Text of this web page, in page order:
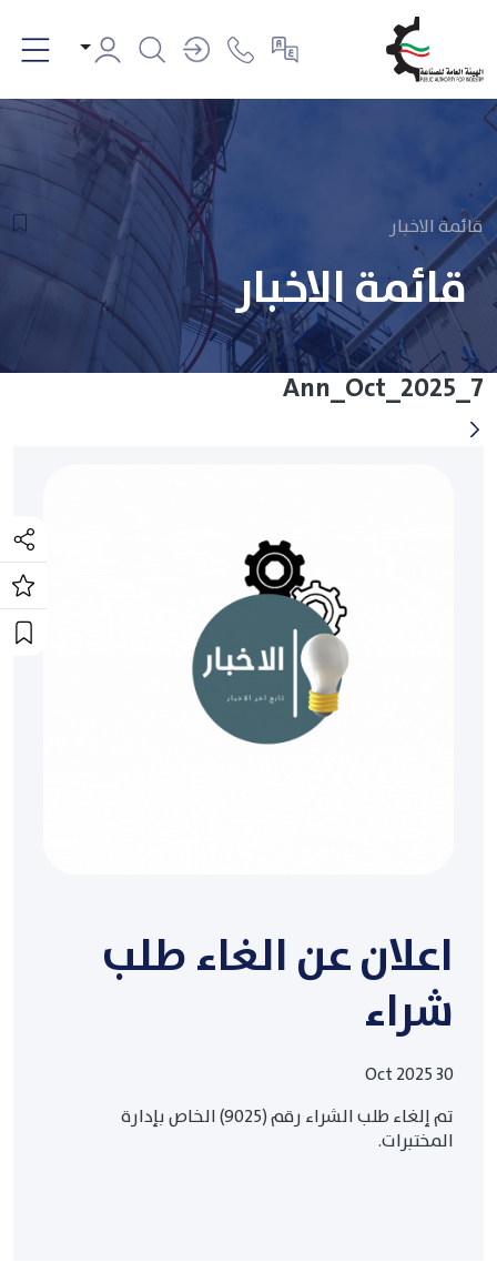
قائمة الاخبار
قائمة الاخبار
Ann_Oct_2025_7
اعلان عن الغاء طلب
شراء
30 Oct 2025
تم إلغاء طلب الشراء رقم (9025) الخاص بإدارة
المختبرات.